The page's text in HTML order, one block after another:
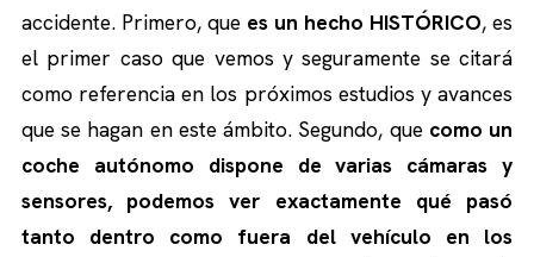
accidente. Primero, que es un hecho HISTÓRICO, es
el primer caso que vemos y seguramente se citará
como referencia en los próximos estudios y avances
que se hagan en este ámbito. Segundo, que como un
coche autónomo dispone de varias cámaras y
sensores, podemos ver exactamente qué pasó
tanto dentro como fuera del vehículo en los